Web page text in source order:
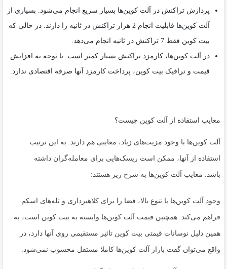
پردازش تراکنش در آلت کوین‌ها بسیار سریع انجام می‌شود. بسیاری از
آلت کوین‌ها قابلیت انجام 2 هزار تراکنش در ثانیه را دارند. در حالی که
بیت کوین فقط 7 تراکنش در ثانیه انجام می‌دهد.
در آلت کوین‌ها، کارمزد تراکنش بسیار کمتر است. با توجه به افزایش
قیمت و ترافیک بیت کوین، پرداخت کارمزد آنها صرفه اقتصادی ندارد.
معایب استفاده از آلت کوین چیست؟
آلت کوین‌ها با وجود مزیت‌های زیاد، معایبی هم دارند. به این ترتیب
استفاده از آنها، ممکن است ریسک‌هایی برای معامله‌گران داشته
باشد. معایب آلت کوین‌ها به شرح زیر هستند:
وجود آلت کوین‌ها با تنوع بالا، فضا را برای کلاهبرداری و تله‌های اسکم
فراهم می‌کند. همچنین قیمت آلت کوین‌ها وابسته به بیت کوین است، به
همین دلیل نوسانات قیمتی بیت کوین تاثیر مستقیمی روی آنها دارد، در
واقع می‌توان گفت بازار آلت کوین‌ها کاملا مستقل محسوب نمی‌شود.